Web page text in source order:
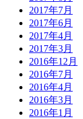
2017年7月
2017年6月
2017年4月
2017年3月
2016年12月
2016年7月
2016年4月
2016年3月
2016年1月